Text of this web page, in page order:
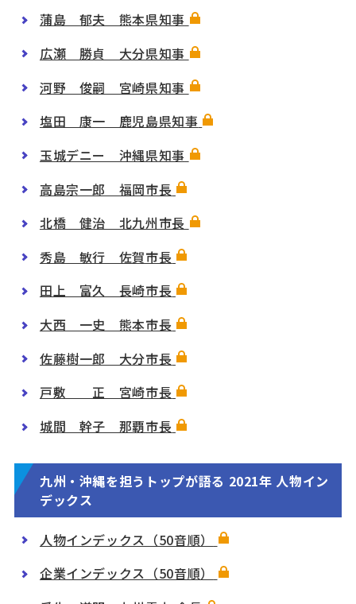
蒲島 郁夫 熊本県知事
広瀬 勝貞 大分県知事
河野 俊嗣 宮崎県知事
塩田 康一 鹿児島県知事
玉城デニー 沖縄県知事
高島宗一郎 福岡市長
北橋 健治 北九州市長
秀島 敏行 佐賀市長
田上 富久 長崎市長
大西 一史 熊本市長
佐藤樹一郎 大分市長
戸敷 正 宮崎市長
城間 幹子 那覇市長
九州・沖縄を担うトップが語る 2021年 人物イン
デックス
人物インデックス（50音順）
企業インデックス（50音順）